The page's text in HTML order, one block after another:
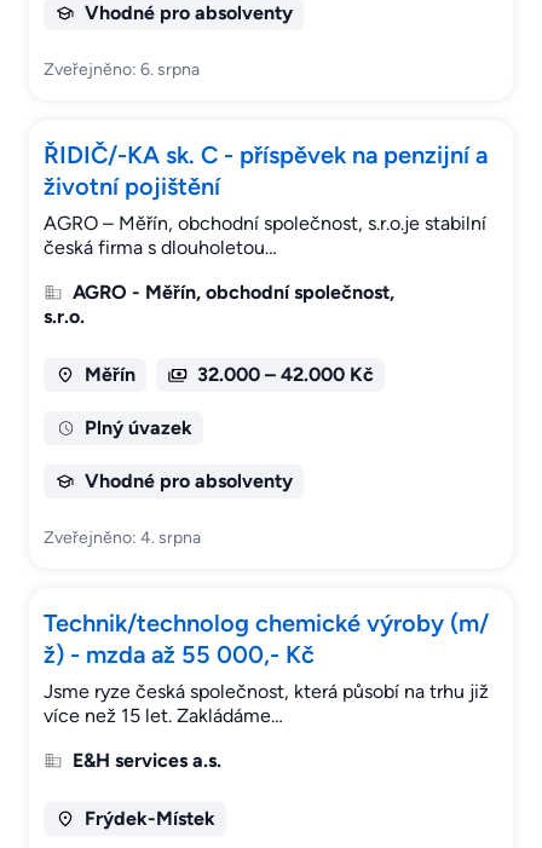
Vhodné pro absolventy
Zveřejněno: 6. srpna
ŘIDIČ/-KA sk. C - příspěvek na penzijní a
životní pojištění
AGRO – Měřín, obchodní společnost, s.r.o.je stabilní
česká firma s dlouholetou…
AGRO - Měřín, obchodní společnost,
s.r.o.
Měřín 32.000 – 42.000 Kč
Plný úvazek
Vhodné pro absolventy
Zveřejněno: 4. srpna
Technik/technolog chemické výroby (m/
ž) - mzda až 55 000,- Kč
Jsme ryze česká společnost, která působí na trhu již
více než 15 let. Zakládáme…
E&H services a.s.
Frýdek-Místek